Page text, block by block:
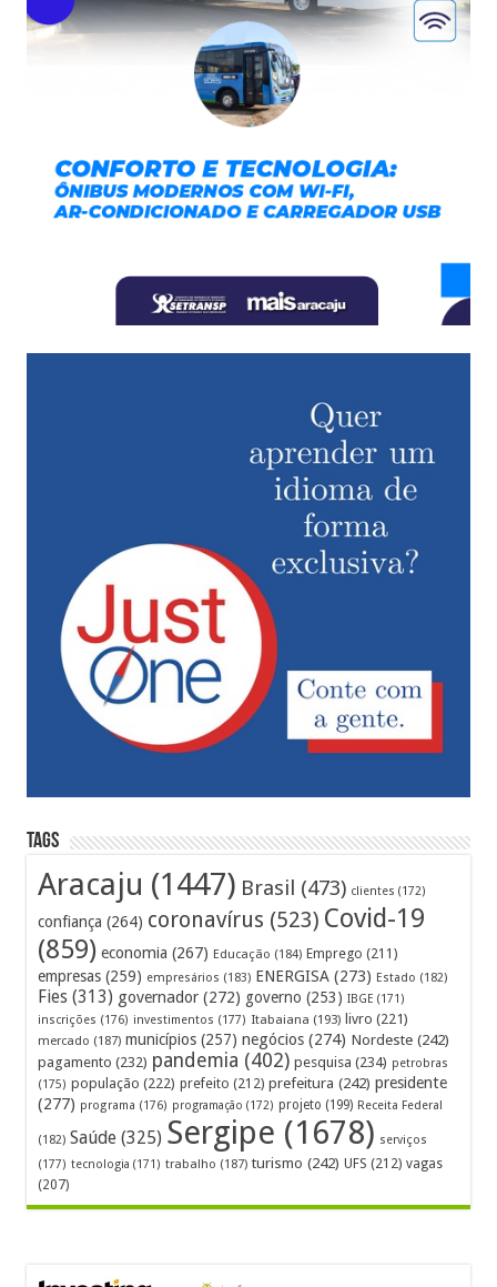
Tags
Aracaju (1447) Brasil (473) clientes (172)
confiança (264) coronavírus (523) Covid-19
(859) economia (267) Educação (184) Emprego (211)
empresas (259) empresários (183) ENERGISA (273) Estado (182)
Fies (313) governador (272) governo (253) IBGE (171)
inscrições (176) investimentos (177) Itabaiana (193) livro (221)
mercado (187) municípios (257) negócios (274) Nordeste (242)
pagamento (232) pandemia (402) pesquisa (234) petrobras
(175) população (222) prefeito (212) prefeitura (242) presidente
(277) programa (176) programação (172) projeto (199) Receita Federal
(182) Saúde (325) Sergipe (1678) serviços
(177) tecnologia (171) trabalho (187) turismo (242) UFS (212) vagas
(207)